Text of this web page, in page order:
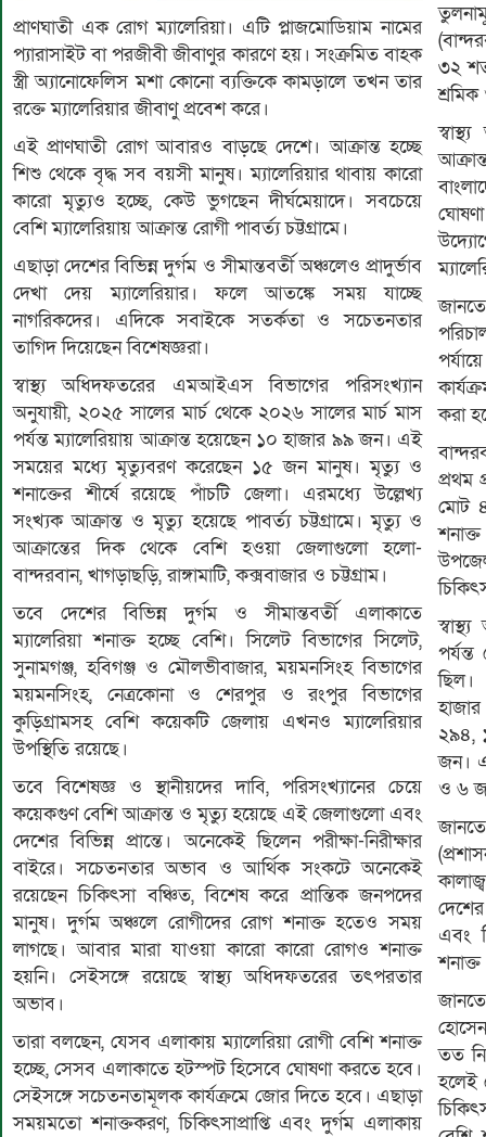
প্রাণঘাতী এক রোগ ম্যালেরিয়া। এটি প্লাজমোডিয়াম নামের
প্যারাসাইট বা পরজীবী জীবাণুর কারণে হয়। সংক্রমিত বাহক
স্ত্রী অ্যানোফেলিস মশা কোনো ব্যক্তিকে কামড়ালে তখন তার
রক্তে ম্যালেরিয়ার জীবাণু প্রবেশ করে।
এই প্রাণঘাতী রোগ আবারও বাড়ছে দেশে। আক্রান্ত হচ্ছে
শিশু থেকে বৃদ্ধ সব বয়সী মানুষ। ম্যালেরিয়ার থাবায় কারো
কারো মৃত্যুও হচ্ছে, কেউ ভুগছেন দীর্ঘমেয়াদে। সবচেয়ে
বেশি ম্যালেরিয়ায় আক্রান্ত রোগী পাবর্ত্য চট্টগ্রামে।
এছাড়া দেশের বিভিন্ন দুর্গম ও সীমান্তবর্তী অঞ্চলেও প্রাদুর্ভাব
দেখা দেয় ম্যালেরিয়ার। ফলে আতঙ্কে সময় যাচ্ছে
নাগরিকদের। এদিকে সবাইকে সতর্কতা ও সচেতনতার
তাগিদ দিয়েছেন বিশেষজ্ঞরা।
স্বাস্থ্য অধিদফতরের এমআইএস বিভাগের পরিসংখ্যান
অনুযায়ী, ২০২৫ সালের মার্চ থেকে ২০২৬ সালের মার্চ মাস
পর্যন্ত ম্যালেরিয়ায় আক্রান্ত হয়েছেন ১০ হাজার ৯৯ জন। এই
সময়ের মধ্যে মৃত্যুবরণ করেছেন ১৫ জন মানুষ। মৃত্যু ও
শনাক্তের শীর্ষে রয়েছে পাঁচটি জেলা। এরমধ্যে উল্লেখ্য
সংখ্যক আক্রান্ত ও মৃত্যু হয়েছে পাবর্ত্য চট্টগ্রামে। মৃত্যু ও
আক্রান্তের দিক থেকে বেশি হওয়া জেলাগুলো হলো-
বান্দরবান, খাগড়াছড়ি, রাঙ্গামাটি, কক্সবাজার ও চট্টগ্রাম।
তবে দেশের বিভিন্ন দুর্গম ও সীমান্তবর্তী এলাকাতে
ম্যালেরিয়া শনাক্ত হচ্ছে বেশি। সিলেট বিভাগের সিলেট,
সুনামগঞ্জ, হবিগঞ্জ ও মৌলভীবাজার, ময়মনসিংহ বিভাগের
ময়মনসিংহ, নেত্রকোনা ও শেরপুর ও রংপুর বিভাগের
কুড়িগ্রামসহ বেশি কয়েকটি জেলায় এখনও ম্যালেরিয়ার
উপস্থিতি রয়েছে।
তবে বিশেষজ্ঞ ও স্থানীয়দের দাবি, পরিসংখ্যানের চেয়ে
কয়েকগুণ বেশি আক্রান্ত ও মৃত্যু হয়েছে এই জেলাগুলো এবং
দেশের বিভিন্ন প্রান্তে। অনেকেই ছিলেন পরীক্ষা-নিরীক্ষার
বাইরে। সচেতনতার অভাব ও আর্থিক সংকটে অনেকেই
রয়েছেন চিকিৎসা বঞ্চিত, বিশেষ করে প্রান্তিক জনপদের
মানুষ। দুর্গম অঞ্চলে রোগীদের রোগ শনাক্ত হতেও সময়
লাগছে। আবার মারা যাওয়া কারো কারো রোগও শনাক্ত
হয়নি। সেইসঙ্গে রয়েছে স্বাস্থ্য অধিদফতরের তৎপরতার
অভাব।
তারা বলছেন, যেসব এলাকায় ম্যালেরিয়া রোগী বেশি শনাক্ত
হচ্ছে, সেসব এলাকাতে হটস্পট হিসেবে ঘোষণা করতে হবে।
সেইসঙ্গে সচেতনতামূলক কার্যক্রমে জোর দিতে হবে। এছাড়া
সময়মতো শনাক্তকরণ, চিকিৎসাপ্রাপ্তি এবং দুর্গম এলাকায়
৩২
শ্রমিক
করা
প্রথম
মোট
ছিল।
২৯৪,
জন।
ও ৬
এবং
তত
হলেই